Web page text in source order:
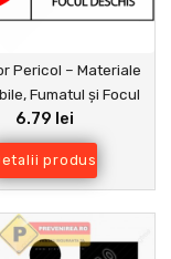
Pericol – Materiale
Fumatul și Focul
Interzise | Semn de
Industrială
6.79 lei
produs